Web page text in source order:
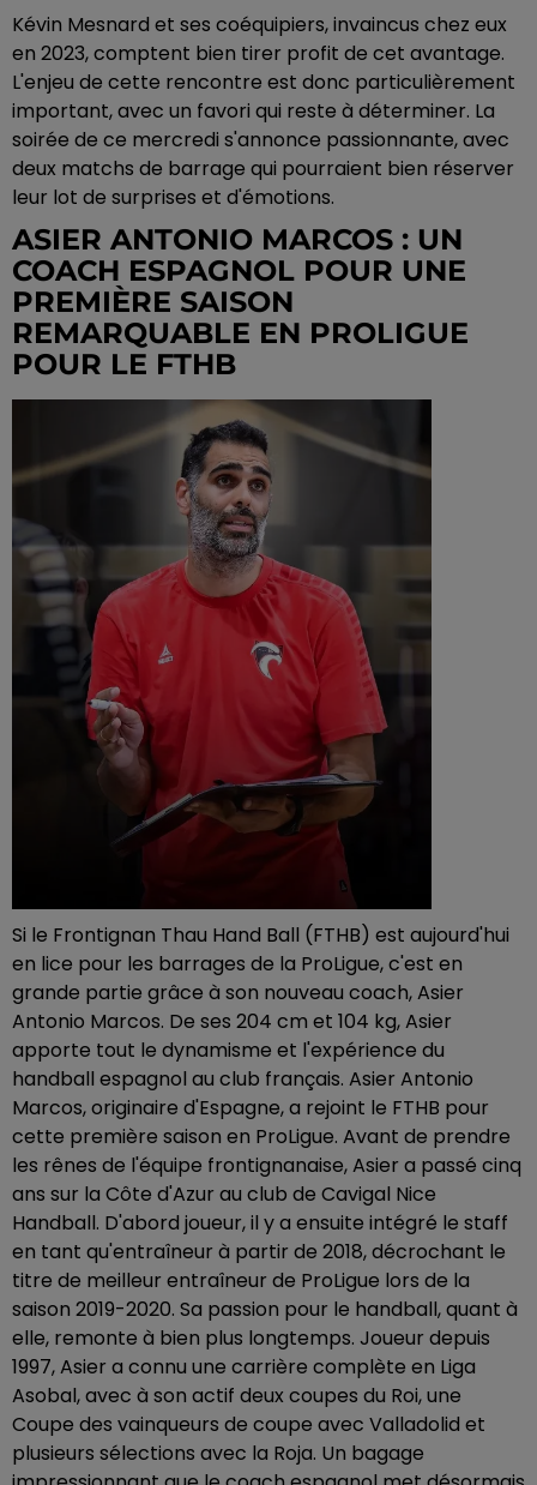
Kévin Mesnard et ses coéquipiers, invaincus chez eux
en 2023, comptent bien tirer profit de cet avantage.
L'enjeu de cette rencontre est donc particulièrement
important, avec un favori qui reste à déterminer. La
soirée de ce mercredi s'annonce passionnante, avec
deux matchs de barrage qui pourraient bien réserver
leur lot de surprises et d'émotions.
ASIER ANTONIO MARCOS : UN
COACH ESPAGNOL POUR UNE
PREMIÈRE SAISON
REMARQUABLE EN PROLIGUE
POUR LE FTHB
Si le Frontignan Thau Hand Ball (FTHB) est aujourd'hui
en lice pour les barrages de la ProLigue, c'est en
grande partie grâce à son nouveau coach, Asier
Antonio Marcos. De ses 204 cm et 104 kg, Asier
apporte tout le dynamisme et l'expérience du
handball espagnol au club français. Asier Antonio
Marcos, originaire d'Espagne, a rejoint le FTHB pour
cette première saison en ProLigue. Avant de prendre
les rênes de l'équipe frontignanaise, Asier a passé cinq
ans sur la Côte d'Azur au club de Cavigal Nice
Handball. D'abord joueur, il y a ensuite intégré le staff
en tant qu'entraîneur à partir de 2018, décrochant le
titre de meilleur entraîneur de ProLigue lors de la
saison 2019-2020. Sa passion pour le handball, quant à
elle, remonte à bien plus longtemps. Joueur depuis
1997, Asier a connu une carrière complète en Liga
Asobal, avec à son actif deux coupes du Roi, une
Coupe des vainqueurs de coupe avec Valladolid et
plusieurs sélections avec la Roja. Un bagage